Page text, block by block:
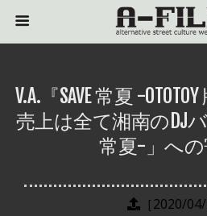
V.A.『SAVE 常夏 -
売上は全て湘南のDJ
常夏-」へ
［2020/04/